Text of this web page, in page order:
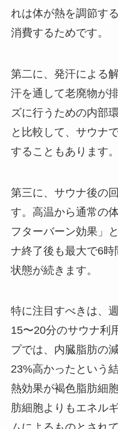
れは体が熱を調節す
消費するためです。
第二に、発汗による
汗を通して老廃物が
ズに行うための内部
と比較して、サウナ
することもあります。
第三に、サウナ後の
す。高温から通常の
フターバーン効果」
ナ終了後も最大で6
状態が続きます。
特に注目すべきは、
15〜20分のサウナ利
プでは、内臓脂肪の
23%高かったという
熱効果が褐色脂肪細
肪細胞よりもエネル